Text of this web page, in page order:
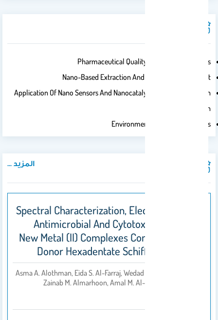
Pharmaceutical Quality Control And Analysis
Nano-Based Extraction And Method Development
Application Of Nano Sensors And Nanocatalyst For Trace Detection
And Remediation
Environmental Pollution Analysis
المزيد ...
Spectral Characterization, Electrochemical,
Antimicrobial And Cytotoxic Studies On
New Metal (II) Complexes Containing N2O4
Donor Hexadentate Schiff Base Ligand
Asma A. Alothman, Eida S. Al-Farraj, Wedad A. Al-Onazi,
Zainab M. Almarhoon, Amal M. Al-Mohaimeed